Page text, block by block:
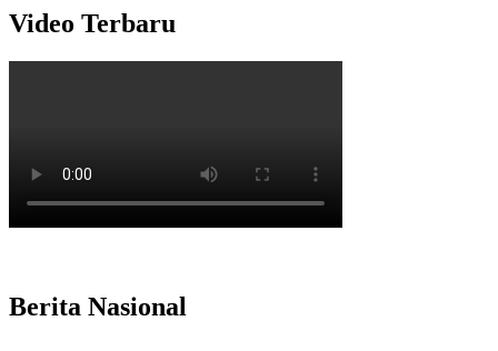
Video Terbaru
Berita Nasional